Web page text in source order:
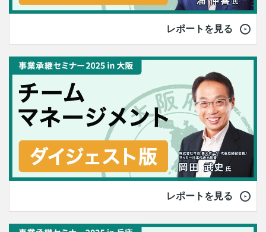
レポートを見る
レポートを見る